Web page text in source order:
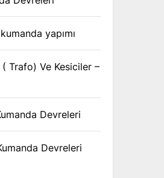
yapımı
Trafo) Ve Kesiciler –
Devreleri
Devreleri